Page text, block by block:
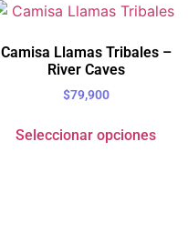
Camisa Llamas Tribales –
River Caves
$79,900
Seleccionar opciones